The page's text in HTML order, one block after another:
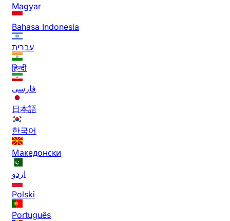
Magyar
Bahasa Indonesia
עברית
हिन्दी
فارسی
日本語
한국어
Македонски
اردو
Polski
Português